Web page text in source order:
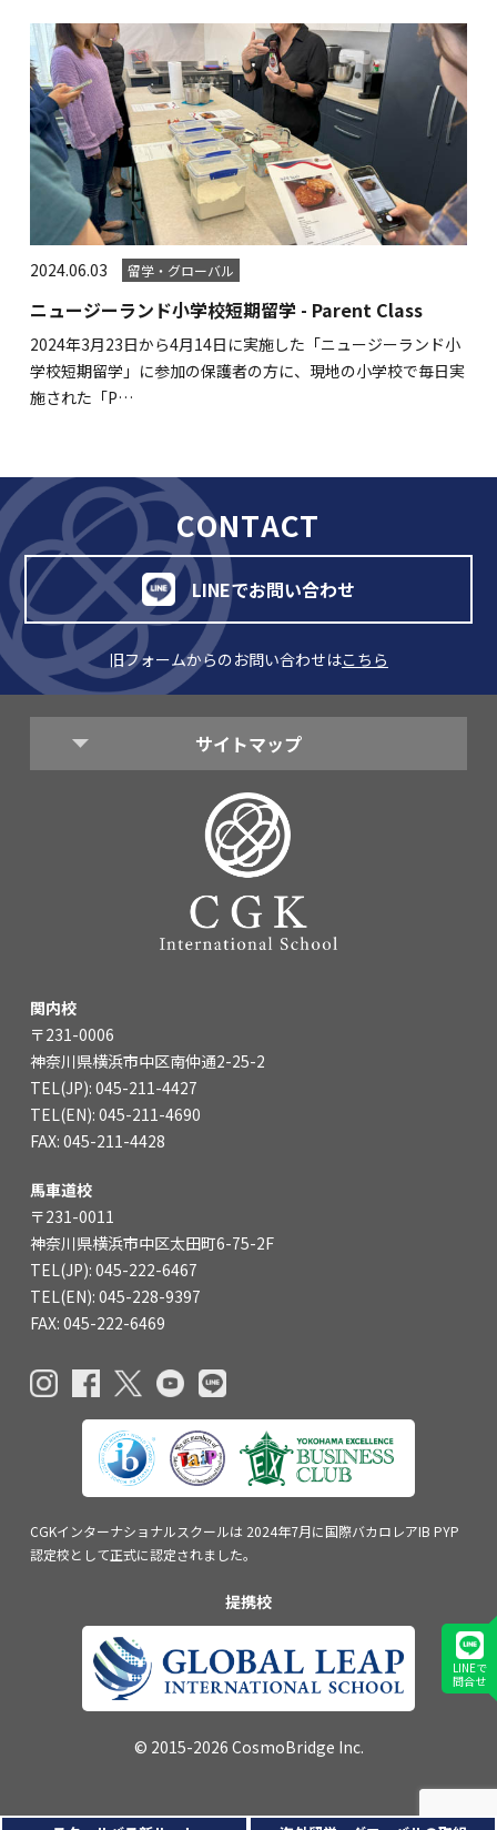
馬車道校
TEL(JP): 045-222-6467
TEL(EN): 045-228-9397
2024.06.03 留学・グローバル
ニュージーランド小学校短期留学 - Parent Class
2024年3月23日から4月14日に実施した「ニュージーランド小
学校短期留学」に参加の保護者の方に、現地の小学校で毎日実
施された「P…
CONTACT
LINEでお問い合わせ
旧フォームからのお問い合わせはこちら
サイトマップ
関内校
〒231-0006
神奈川県横浜市中区南仲通2-25-2
TEL(JP): 045-211-4427
TEL(EN): 045-211-4690
FAX: 045-211-4428
馬車道校
〒231-0011
神奈川県横浜市中区太田町6-75-2F
TEL(JP): 045-222-6467
TEL(EN): 045-228-9397
FAX: 045-222-6469
CGKインターナショナルスクールは 2024年7月に国際バカロレアIB PYP
認定校として正式に認定されました。
提携校
© 2015-2026 CosmoBridge Inc.
LINEで
問合せ